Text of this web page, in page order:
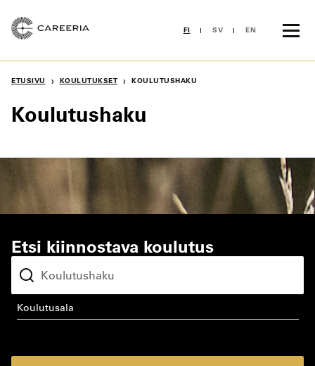
sisältöön
FI SV EN
ETUSIVU › KOULUTUKSET › KOULUTUSHAKU
Koulutushaku
Etsi kiinnostava koulutus
koulutusala